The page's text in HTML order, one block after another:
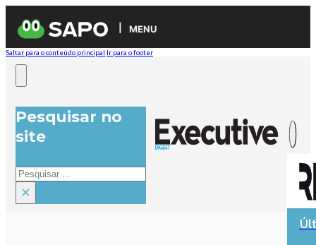
MENU
Saltar para o conteúdo principal Ir para o footer
Pesquisar no
site
Pesquisar
×